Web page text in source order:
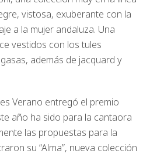
vistosa, exuberante con la
a la mujer andaluza. Una
vestidos con los tules
además de jacquard y
Verano entregó el premio
año ha sido para la cantaora
las propuestas para la
su “Alma”, nueva colección